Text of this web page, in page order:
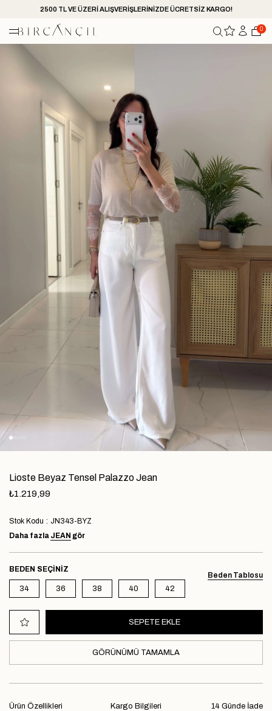
2500 TL VE ÜZERİ ALIŞVERİŞLERİNİZDE ÜCRETSİZ KARGO!
0
Lioste Beyaz Tensel Palazzo Jean
₺1.219,99
Stok Kodu
JN343-BYZ
Daha fazla JEAN gör
Beden Tablosu
BEDEN
34 36 38 40 42
GÖRÜNÜMÜ TAMAMLA
Ürün Özellikleri 14 Günde İade
Kargo Bilgileri